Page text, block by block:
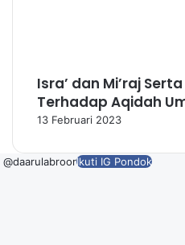
Isra’ dan Mi’raj
Terhadap Aqidah
13 Februari 2023
@daarulabroorIkuti IG Pondok